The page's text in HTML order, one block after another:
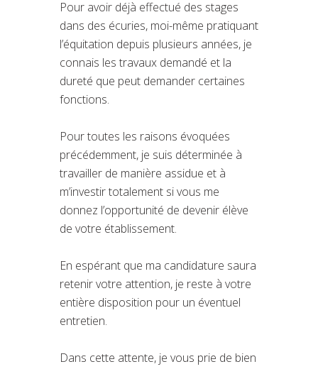
Pour avoir déjà effectué des stages
dans des écuries, moi-même pratiquant
l’équitation depuis plusieurs années, je
connais les travaux demandé et la
dureté que peut demander certaines
fonctions.
Pour toutes les raisons évoquées
précédemment, je suis déterminée à
travailler de manière assidue et à
m’investir totalement si vous me
donnez l’opportunité de devenir élève
de votre établissement.
En espérant que ma candidature saura
retenir votre attention, je reste à votre
entière disposition pour un éventuel
entretien.
Dans cette attente, je vous prie de bien